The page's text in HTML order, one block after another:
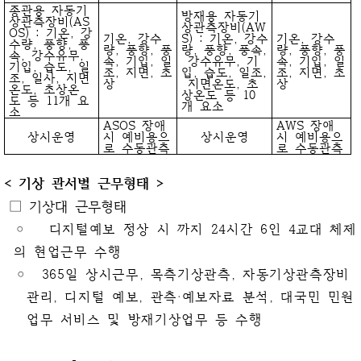
종관용 자동기
상관측장비(AS
OS) : 기온, 강
수량, 풍향, 풍
속, 강수유무,
기압, 습도, 일
조, 일사, 지면
온도, 초상온
도 등 11개 요
소
기온, 강수
량, 풍향, 풍
속, 기압, 일
조, 지면, 초
상
방재용 자동기
상관측장비(AW
S) : 기온, 강수
량, 풍향, 풍속,
강수유무, 기
압, 습도, 일조,
지면온도, 초
상온도 등 10
개 요소
기온, 강수
량, 풍향, 풍
속, 기압, 일
조, 지면, 초
상
상시운영
ASOS 장애
시 예비용으
로 수동관측
상시운영
AWS 장애
시 예비용으
로 수동관측
< 기상 관서별 근무형태 >
□ 기상대 근무형태
◦ 디지털예보 정상 시 까지 24시간 6인 4교대 체제
의 현업근무 수행
◦ 365일 상시근무, 목측기상관측, 자동기상관측장비
관리, 디지털 예보, 관측‧예보자료 분석, 대국민 민원
업무 서비스 및 방재기상업무 등 수행